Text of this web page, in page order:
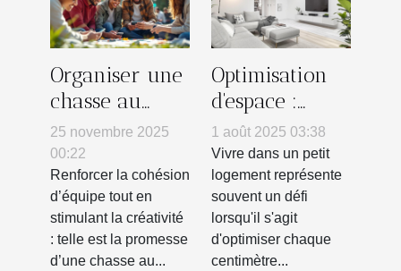
Organiser une
chasse au
trésor
innovante
pour renforcer
l'esprit
d'équipe
25 novembre 2025
00:22
Renforcer la cohésion
d’équipe tout en
stimulant la créativité
: telle est la promesse
d’une chasse au...
Optimisation
d'espace :
solutions
créatives pour
petits
logements
1 août 2025 03:38
Vivre dans un petit
logement représente
souvent un défi
lorsqu'il s'agit
d'optimiser chaque
centimètre...